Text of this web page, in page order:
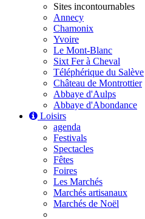
Sites incontournables
Annecy
Chamonix
Yvoire
Le Mont-Blanc
Sixt Fer à Cheval
Téléphérique du Salève
Château de Montrottier
Abbaye d'Aulps
Abbaye d'Abondance
Loisirs
agenda
Festivals
Spectacles
Fêtes
Foires
Les Marchés
Marchés artisanaux
Marchés de Noël